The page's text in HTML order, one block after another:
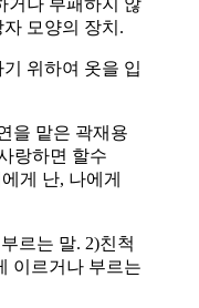
거나 부패하지 않
모양의 장치.
위하여 옷을 입
을 맡은 곽재용
랑하면 할수
게 난, 나에게
르는 말. 2)친척
이르거나 부르는